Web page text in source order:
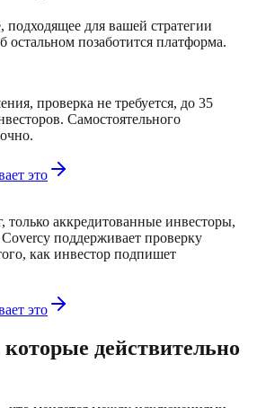
для вашей стратегии
позаботится платформа.
проверка не требуется, до 35
Самостоятельного
это
аккредитованные инвесторы,
Covercy поддерживает проверку
как инвестор подпишет
это
действительно